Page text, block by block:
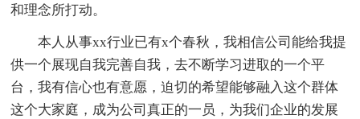
和理念所打动。
本人从事xx行业已有x个春秋，我相信公司能给我提
供一个展现自我完善自我，去不断学习进取的一个平
台，我有信心也有意愿，迫切的希望能够融入这个群体
这个大家庭，成为公司真正的一员，为我们企业的发展